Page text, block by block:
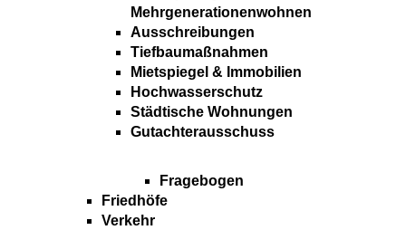
Mehrgenerationenwohnen
Ausschreibungen
Tiefbaumaßnahmen
Mietspiegel & Immobilien
Hochwasserschutz
Städtische Wohnungen
Gutachterausschuss
Fragebogen
Friedhöfe
Verkehr